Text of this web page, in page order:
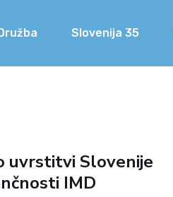
Slovenija 35
uvrstitvi Slovenije
IMD